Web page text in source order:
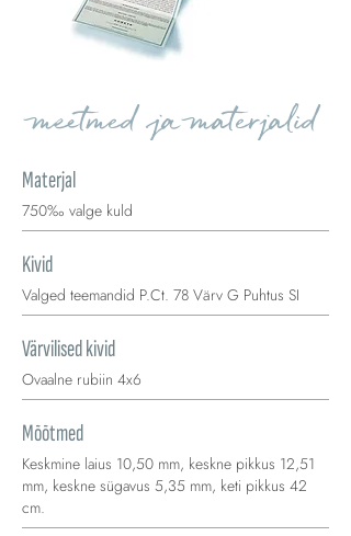
meetmed ja materjalid
Materjal
750‰ valge kuld
Kivid
Valged teemandid P.Ct. 78 Värv G Puhtus SI
Värvilised kivid
Ovaalne rubiin 4x6
Mõõtmed
Keskmine laius 10,50 mm, keskne pikkus 12,51
mm, keskne sügavus 5,35 mm, keti pikkus 42
cm.